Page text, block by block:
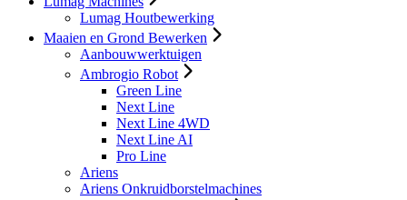
Lumag Houtbewerking
Maaien en Grond Bewerken
Aanbouwwerktuigen
Ambrogio Robot
Green Line
Next Line
Next Line 4WD
Next Line AI
Pro Line
Ariens
Ariens Onkruidborstelmachines